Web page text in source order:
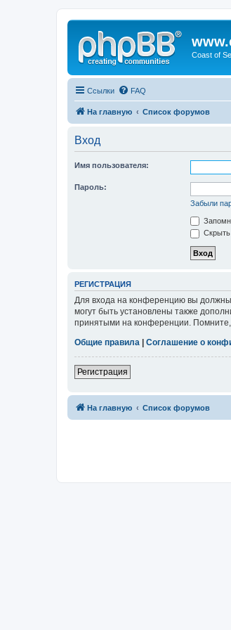
Coast of
Ссылки FAQ
На главную Список форумов
Вход
Имя пользователя:
Пароль:
Забыли
РЕГИСТРАЦИЯ
Для входа на конференцию вы должны
могут быть установлены также
принятыми на конференции. Помните,
Общие правила
Соглашение о
Регистрация
На главную Список форумов